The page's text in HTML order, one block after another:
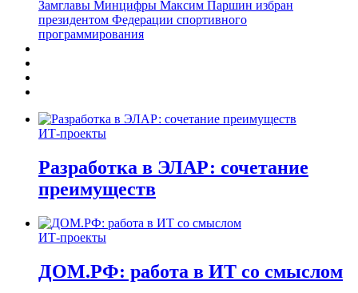
Замглавы Минцифры Максим Паршин избран
президентом Федерации спортивного
программирования
ИТ-проекты
Разработка в ЭЛАР: сочетание
преимуществ
ИТ-проекты
ДОМ.РФ: работа в ИТ со смыслом